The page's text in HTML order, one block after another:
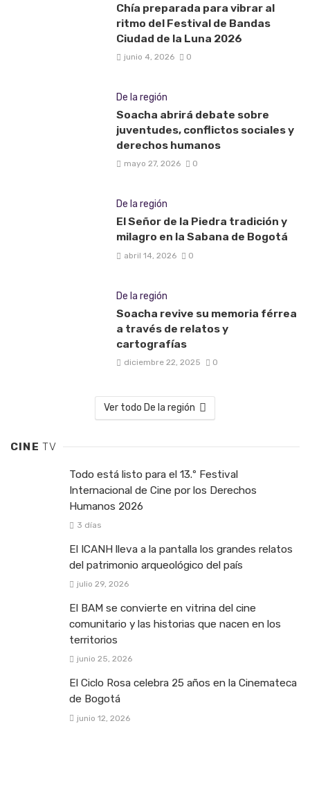
Chía preparada para vibrar al
ritmo del Festival de Bandas
Ciudad de la Luna 2026
junio 4, 2026 0
De la región
Soacha abrirá debate sobre
juventudes, conflictos sociales y
derechos humanos
mayo 27, 2026 0
De la región
El Señor de la Piedra tradición y
milagro en la Sabana de Bogotá
abril 14, 2026 0
De la región
Soacha revive su memoria férrea
a través de relatos y
cartografías
diciembre 22, 2025 0
Ver todo De la región
CINETV
Todo está listo para el 13.º Festival
Internacional de Cine por los Derechos
Humanos 2026
3 días
El ICANH lleva a la pantalla los grandes relatos
del patrimonio arqueológico del país
julio 29, 2026
El BAM se convierte en vitrina del cine
comunitario y las historias que nacen en los
territorios
junio 25, 2026
El Ciclo Rosa celebra 25 años en la Cinemateca
de Bogotá
junio 12, 2026